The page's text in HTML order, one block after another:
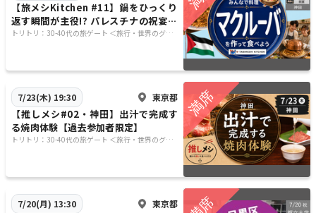
【旅メシKitchen #11】鍋をひっくり
返す瞬間が主役!? パレスチナの祝宴料
理「マクルーバ」を作って食べよう！
トリトリ：30-40代の旅ゲート ＜旅行・世界のグル
7/23(木) 19:30 東京都
【推しメシ#02・神田】出汁で完成す
る焼肉体験【過去参加者限定】
トリトリ：30-40代の旅ゲート ＜旅行・世界のグル
7/20(月) 13:30 東京都